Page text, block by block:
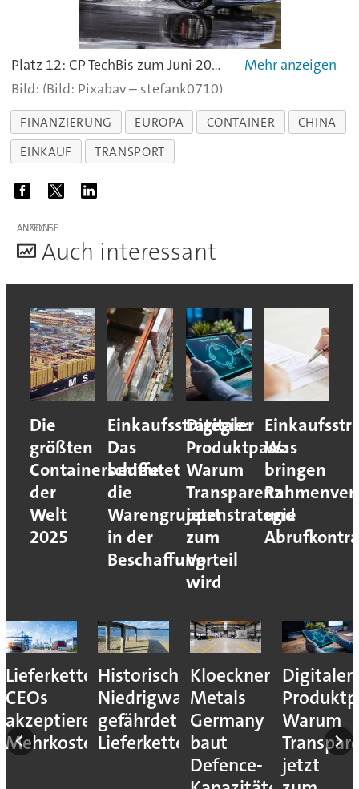
Platz 12: CP TechBis zum Juni 2017 hieß CP Tech noch CP automotive und verrät damit seinen Tätigkeitsschwerpunkt im Motorsport. Das Unternehmen aus Büren ist Zulieferer für die Automobilindustrie – von Verbindungselementen bis zum Antriebsstrang.Investor: Shanghai Prime Mach Co LtdKaufpreis: 6 Mio. US-Dollar-
(Bild: Pixabay – stefank0710)
FINANZIERUNG EUROPA CONTAINER
CHINA
EINKAUF
TRANSPORT
ANZEIGE
Auch interessant
Die
größten
Containerschiffe
der
Welt
2025
Einkaufsstrategie:
Das
bedeutet
die
Warengruppenstrategie
in der
Beschaffung
Digitaler
Produktpass:
Warum
Transparenz
jetzt
zum
Vorteil
wird
Was
bringen
und
Lieferkettenresilienz:
CEOs
akzeptieren
Mehrkosten
Historisches
Niedrigwasser
gefährdet
Lieferketten
Kloeckner
Metals
Germany
baut
Defence-
Digitaler
Warum
jetzt